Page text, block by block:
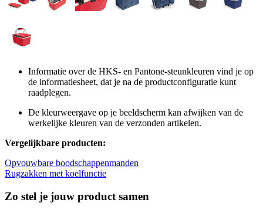
Informatie over de HKS- en Pantone-steunkleuren vind je op
de informatiesheet, dat je na de productconfiguratie kunt
raadplegen.
De kleurweergave op je beeldscherm kan afwijken van de
werkelijke kleuren van de verzonden artikelen.
Vergelijkbare producten:
Opvouwbare boodschappenmanden
Rugzakken met koelfunctie
Zo stel je jouw product samen